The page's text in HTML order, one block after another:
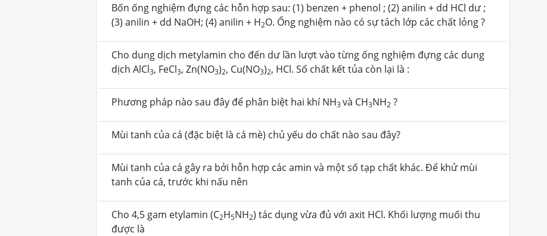
Bốn ống nghiệm đựng các hỗn hợp sau: (1) benzen + phenol ; (2) anilin + dd HCl dư ;
(3) anilin + dd NaOH; (4) anilin + H2O. Ống nghiệm nào có sự tách lớp các chất lỏng ?
Cho dung dịch metylamin cho đến dư lần lượt vào từng ống nghiệm đựng các dung
dịch AlCl3, FeCl3, Zn(NO3)2, Cu(NO3)2, HCl. Số chất kết tủa còn lại là :
Phương pháp nào sau đây để phân biệt hai khí NH3và CH3NH2 ?
Mùi tanh của cá (đặc biệt là cá mè) chủ yếu do chất nào sau đây?
Mùi tanh của cá gây ra bởi hỗn hợp các amin và một số tạp chất khác. Để khử mùi
tanh của cá, trước khi nấu nên
Cho 4,5 gam etylamin (C2H5NH2) tác dụng vừa đủ với axit HCl. Khối lượng muối thu
được là